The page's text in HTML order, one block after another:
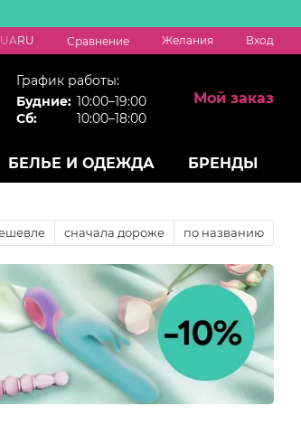
UARU Сравнение Желания Вход
График работы:
Будние: 10:00–19:00
Сб:
10:00–18:00
Мой заказ
БЕЛЬЕ И ОДЕЖДА БРЕНДЫ
сначала дороже по названию